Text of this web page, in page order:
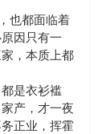
也都面临着
因只有一
，本质上都
是衣衫褴
产，才一夜
正业，挥霍